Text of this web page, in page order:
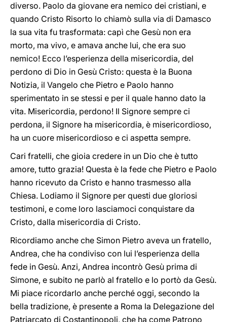
diverso. Paolo da giovane era nemico dei cristiani, e
quando Cristo Risorto lo chiamò sulla via di Damasco
la sua vita fu trasformata: capì che Gesù non era
morto, ma vivo, e amava anche lui, che era suo
nemico! Ecco l’esperienza della misericordia, del
perdono di Dio in Gesù Cristo: questa è la Buona
Notizia, il Vangelo che Pietro e Paolo hanno
sperimentato in se stessi e per il quale hanno dato la
vita. Misericordia, perdono! Il Signore sempre ci
perdona, il Signore ha misericordia, è misericordioso,
ha un cuore misericordioso e ci aspetta sempre.
Cari fratelli, che gioia credere in un Dio che è tutto
amore, tutto grazia! Questa è la fede che Pietro e Paolo
hanno ricevuto da Cristo e hanno trasmesso alla
Chiesa. Lodiamo il Signore per questi due gloriosi
testimoni, e come loro lasciamoci conquistare da
Cristo, dalla misericordia di Cristo.
Ricordiamo anche che Simon Pietro aveva un fratello,
Andrea, che ha condiviso con lui l’esperienza della
fede in Gesù. Anzi, Andrea incontrò Gesù prima di
Simone, e subito ne parlò al fratello e lo portò da Gesù.
Mi piace ricordarlo anche perché oggi, secondo la
bella tradizione, è presente a Roma la Delegazione del
Patriarcato di Costantinopoli, che ha come Patrono